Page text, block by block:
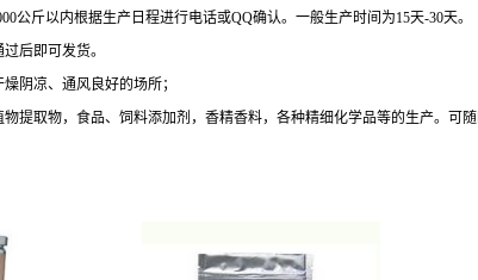
公斤以内根据生产日程进行电话或QQ确认。一般生产时间为15天-30天。
后即可发货。
阴凉、通风良好的场所；
物提取物，食品、饲料添加剂，香精香料，各种精细化学品等的生产。可